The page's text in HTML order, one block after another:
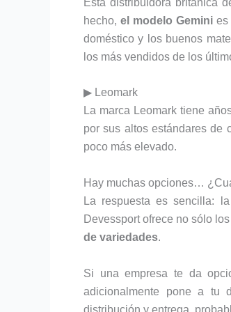
hecho, el modelo Gemini es
doméstico y los buenos
los más vendidos de los
▶ Leomark
La marca Leomark tiene
por sus altos estándares de
poco más elevado.
Hay muchas opciones…
La respuesta es sencilla:
Devessport ofrece no sólo
de variedades.
Si una empresa te da
adicionalmente pone a tu
distribución y entrega,